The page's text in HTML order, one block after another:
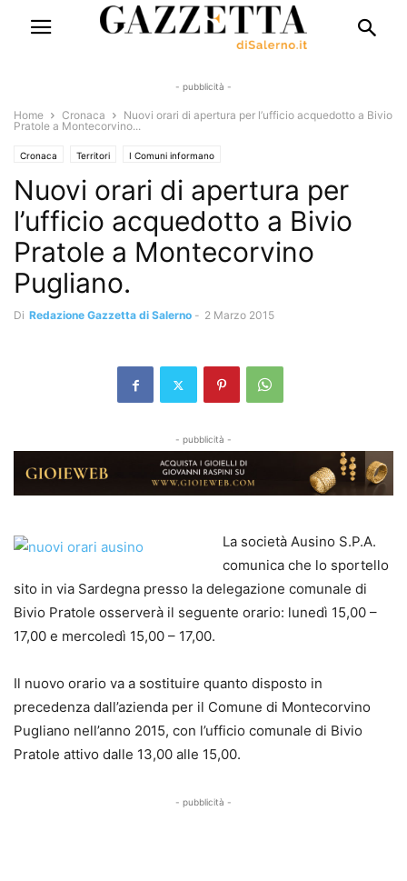
- pubblicità -
Home Cronaca
Nuovi orari di apertura per l’ufficio acquedotto a Bivio
Pratole a Montecorvino...
Cronaca Territori I Comuni informano
Nuovi orari di apertura per
l’ufficio acquedotto a Bivio
Pratole a Montecorvino
Pugliano.
Di Redazione Gazzetta di Salerno - 2 Marzo 2015
- pubblicità -
La società Ausino S.P.A.
comunica che lo sportello
sito in via Sardegna presso la delegazione comunale di
Bivio Pratole osserverà il seguente orario: lunedì 15,00 –
17,00 e mercoledì 15,00 – 17,00.
Il nuovo orario va a sostituire quanto disposto in
precedenza dall’azienda per il Comune di Montecorvino
Pugliano nell’anno 2015, con l’ufficio comunale di Bivio
Pratole attivo dalle 13,00 alle 15,00.
- pubblicità -